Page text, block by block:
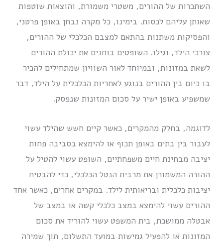
השתכרות של ההורים, משטרי משמורת, והוצאות שוטפות
שאותן עליהם לכסות. בימינו, כל מקרה נבחן באופן פרטני,
והפסיקות משתנות בהתאם למצבם הכלכלי של ההורים,
צורכי הילד, וגילו. השופטים בוחנים את יכולת ההורים
לשאת במזונות, ובמיוחד לאור השוויון שמתחילים להכיר
בו כיום בין ההורים בנוגע לאחריות הכלכלית על הילד, דבר
שמשפיע באופן ישיר על סכום המזונות שנפסק.
לדוגמה, בחלק מהמקרים, כאשר קיים חשש שהילד עשוי
לעבור בין בתים באופן תכוף או להימצא בסביבה פחות
יציבה מבחינת חיים משפחתיים, השופט עשוי להטיל על
ההורה המשמורן את מרבית הנטל הכלכלי, כדי להבטיח
יציבות כלכלית ובריאותית לילד. במקרים אחרים, כאשר אחד
ההורים עשוי להימצא במצב כלכלי קשה או במצב של
אבטלה ממושכת, בית המשפט עשוי להוריד את סכום
המזונות או להפעיל גמישות במועד התשלום, תוך שמירה